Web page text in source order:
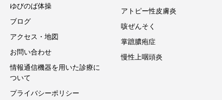
ゆびのば体操
ブログ
アクセス・地図
お問い合わせ
情報通信機器を用いた診療に
ついて
プライバシーポリシー
アトピー性皮膚炎
咳ぜんそく
掌蹠膿疱症
慢性上咽頭炎